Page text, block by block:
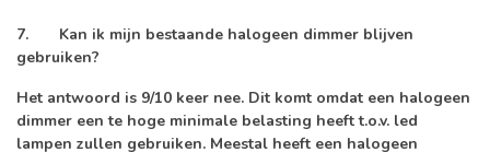
7. Kan ik mijn bestaande halogeen dimmer blijven
gebruiken?
Het antwoord is 9/10 keer nee. Dit komt omdat een halogeen
dimmer een te hoge minimale belasting heeft t.o.v. led
lampen zullen gebruiken. Meestal heeft een halogeen